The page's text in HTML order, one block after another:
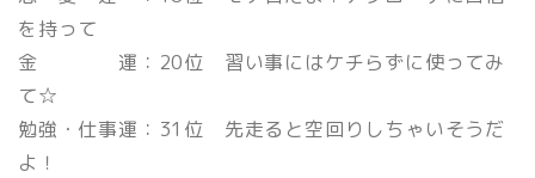
を持って
金 運：20位 習い事にはケチらずに使ってみ
て☆
勉強・仕事運：31位 先走ると空回りしちゃいそうだ
よ！